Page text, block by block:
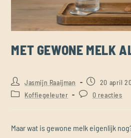
MET GEWONE MELK
Jasmijn Raaijman
20 april
Koffiegeleuter
0 reacties
Maar wat is gewone melk eigenlijk